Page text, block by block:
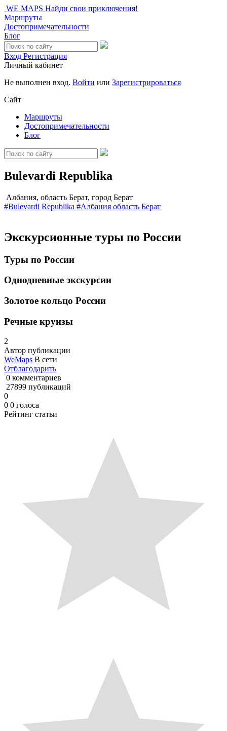
WE MAPS Найди свои приключения!
Маршруты
Достопримечательности
Блог
Вход Регистрация
Личный кабинет
Не выполнен вход. Войти или Зарегистрироваться
Сайт
Маршруты
Достопримечательности
Блог
Bulevardi Republika
Албания, область Берат, город Берат
#Bulevardi Republika #Албания область Берат
Экскурсионные туры по России
Туры по России
Однодневные экскурсии
Золотое кольцо России
Речные круизы
2
Автор публикации
WeMaps В сети
Отблагодарить
0 комментариев
27899 публикаций
0
0 0 голоса
Рейтинг статьи